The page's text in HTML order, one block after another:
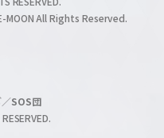
MOON All Rights Reserved.
SOS団